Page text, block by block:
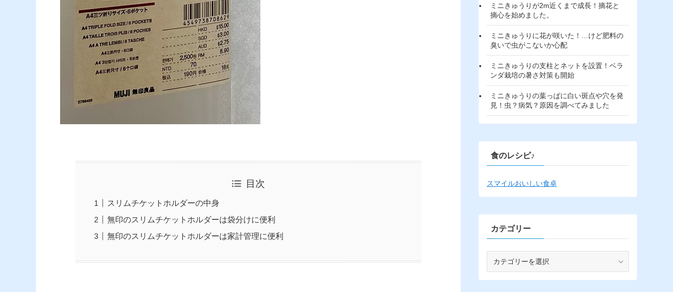
目次
スリムチケットホルダーの中身
無印のスリムチケットホルダーは袋分けに便利
無印のスリムチケットホルダーは家計管理に便利
ミニきゅうりが2m近くまで成長！摘花と
摘心を始めました。
ミニきゅうりに花が咲いた！…けど肥料の
臭いで虫がこないか心配
ミニきゅうりの支柱とネットを設置！ベラ
ンダ栽培の暑さ対策も開始
ミニきゅうりの葉っぱに白い斑点や穴を発
見！虫？病気？原因を調べてみました
食のレシピ♪
スマイルおいしい食卓
カテゴリー